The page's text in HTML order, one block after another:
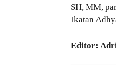
SH, MM,
Ikatan
Editor: